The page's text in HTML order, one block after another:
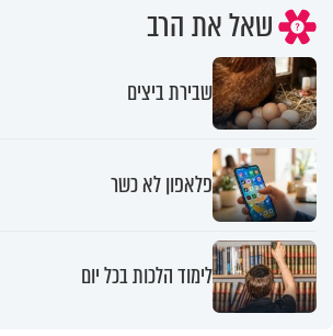
שאל את הרב
שבירת ביצים
פלאפון לא כשר
לימוד הלכות בכל יום